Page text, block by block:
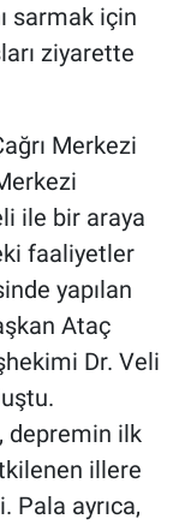
sarmak için
ziyarette
Merkezi
ile bir araya
faaliyetler
yapılan
Ataç
Dr. Veli
depremin ilk
illere
Pala ayrıca,